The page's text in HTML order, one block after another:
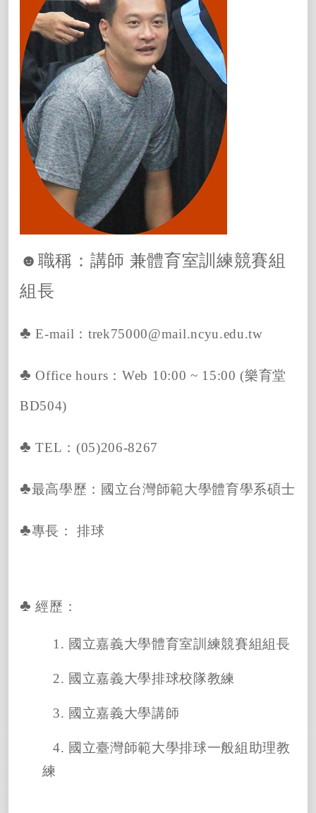
☻ 職稱：講師 兼體育室訓練競賽組
組長
♣ E-mail ：trek75000@mail.ncyu.edu.tw
♣ Office hours ：Web 10:00 ~ 15:00 (樂育堂
BD504)
♣ TEL ：(05)206-8267
♣最高學歷：國立台灣師範大學體育學系碩士
♣專長： 排球
♣ 經歷：
1. 國立嘉義大學體育室訓練競賽組組長
2. 國立嘉義大學排球校隊教練
3. 國立嘉義大學講師
4. 國立臺灣師範大學排球一般組助理教
練